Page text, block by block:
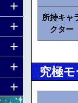
所持キャ
クター
究極